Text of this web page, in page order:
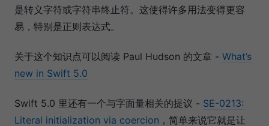
是转义字符或字符串终止符。这使得许多用法变得更容
易，特别是正则表达式。
关于这个知识点可以阅读 Paul Hudson 的文章 - What’s
new in Swift 5.0
Swift 5.0 里还有一个与字面量相关的提议 - SE-0213:
Literal initialization via coercion ，简单来说它就是让